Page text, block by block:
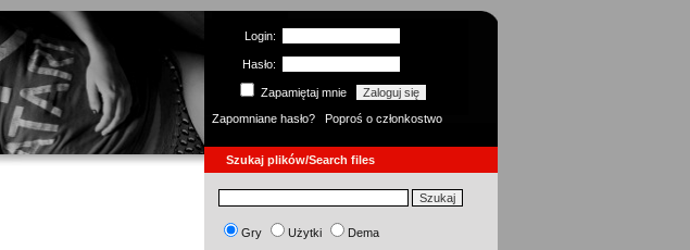
Login:
Hasło:
Zapamiętaj mnie
Zapomniane hasło?
Poproś o członkostwo
Szukaj plików/Search files
Gry Użytki Dema